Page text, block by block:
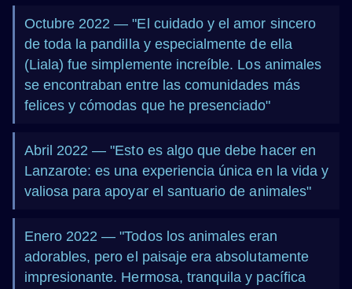
Octubre 2022 — "El cuidado y el amor sincero
de toda la pandilla y especialmente de ella
(Liala) fue simplemente increíble. Los animales
se encontraban entre las comunidades más
felices y cómodas que he presenciado"
Abril 2022 — "Esto es algo que debe hacer en
Lanzarote: es una experiencia única en la vida y
valiosa para apoyar el santuario de animales"
Enero 2022 — "Todos los animales eran
adorables, pero el paisaje era absolutamente
impresionante. Hermosa, tranquila y pacífica